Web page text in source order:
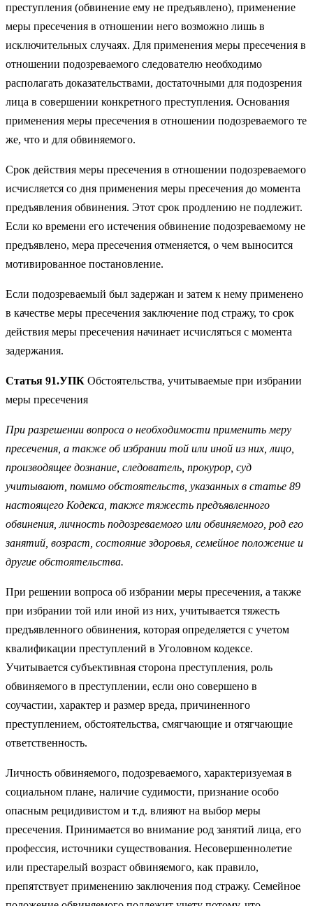
преступления (обвинение ему не предъявлено), применение
меры пресечения в отношении него возможно лишь в
исключительных случаях. Для применения меры пресечения в
отношении подозреваемого следователю необходимо
располагать доказательствами, достаточными для подозрения
лица в совершении конкретного преступления. Основания
применения меры пресечения в отношении подозреваемого те
же, что и для обвиняемого.
Срок действия меры пресечения в отношении подозреваемого
исчисляется со дня применения меры пресечения до момента
предъявления обвинения. Этот срок продлению не подлежит.
Если ко времени его истечения обвинение подозреваемому не
предъявлено, мера пресечения отменяется, о чем выносится
мотивированное постановление.
Если подозреваемый был задержан и затем к нему применено
в качестве меры пресечения заключение под стражу, то срок
действия меры пресечения начинает исчисляться с момента
задержания.
Статья 91.УПК Обстоятельства, учитываемые при избрании
меры пресечения
При разрешении вопроса о необходимости применить меру
пресечения, а также об избрании той или иной из них, лицо,
производящее дознание, следователь, прокурор, суд
учитывают, помимо обстоятельств, указанных в статье 89
настоящего Кодекса, также тяжесть предъявленного
обвинения, личность подозреваемого или обвиняемого, род его
занятий, возраст, состояние здоровья, семейное положение и
другие обстоятельства.
При решении вопроса об избрании меры пресечения, а также
при избрании той или иной из них, учитывается тяжесть
предъявленного обвинения, которая определяется с учетом
квалификации преступлений в Уголовном кодексе.
Учитывается субъективная сторона преступления, роль
обвиняемого в преступлении, если оно совершено в
соучастии, характер и размер вреда, причиненного
преступлением, обстоятельства, смягчающие и отягчающие
ответственность.
Личность обвиняемого, подозреваемого, характеризуемая в
социальном плане, наличие судимости, признание особо
опасным рецидивистом и т.д. влияют на выбор меры
пресечения. Принимается во внимание род занятий лица, его
профессия, источники существования. Несовершеннолетие
или престарелый возраст обвиняемого, как правило,
препятствует применению заключения под стражу. Семейное